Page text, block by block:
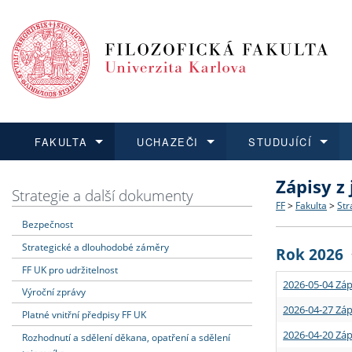
FAKULTA
Dozvědět se více
Struktura
Strategie
Podpora
UCHAZEČI
Podat přihlášku
Co
Učitelské
STUDUJÍCÍ
Dozvědět se více
Rigorózní
Dozvědět se více
O vědě a
Granty a
Dozvědět se více
Aktuální
Strategie a další dokumenty
Bezpečnost
Strategické a dlouhodobé záměry
FF UK pro udržitelnost
Výroční zprávy
Platné vnitřní předpisy FF UK
Rozhodnutí a sdělení děkana, opatření a sdělení
Zápisy
FF > Fakulta >
Rok 2026
2026-05-04
2026-04-27
2026-04-20